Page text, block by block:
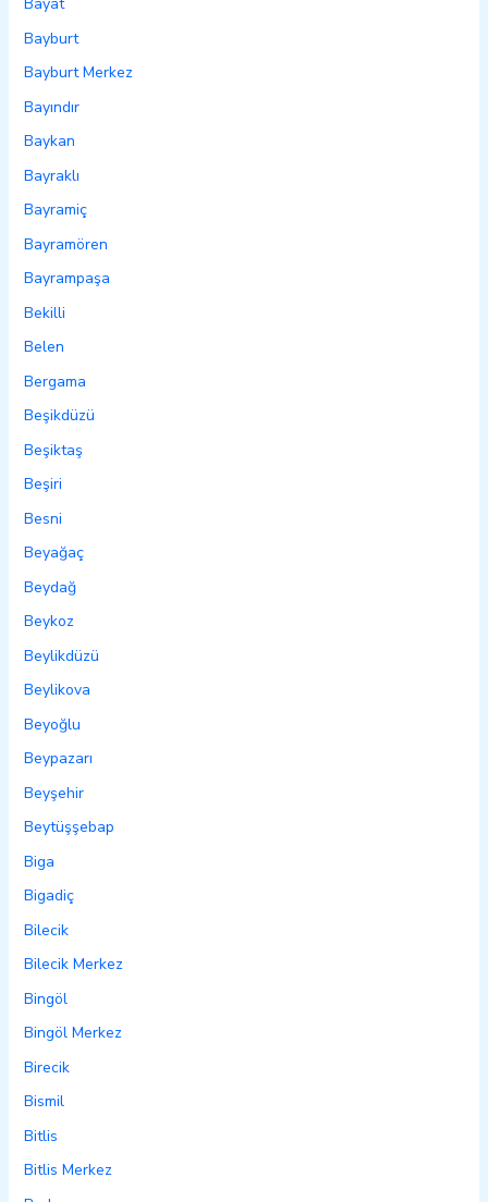
Bayburt
Bayburt Merkez
Bayındır
Baykan
Bayraklı
Bayramiç
Bayramören
Bayrampaşa
Bekilli
Belen
Bergama
Beşikdüzü
Beşiktaş
Beşiri
Besni
Beyağaç
Beydağ
Beykoz
Beylikdüzü
Beylikova
Beyoğlu
Beypazarı
Beyşehir
Beytüşşebap
Biga
Bigadiç
Bilecik
Bilecik Merkez
Bingöl
Bingöl Merkez
Birecik
Bismil
Bitlis
Bitlis Merkez